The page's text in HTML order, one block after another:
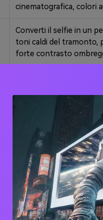
cinematografica, colori
Converti il selfie in un
toni caldi del tramonto,
forte contrasto
della copertina del gioco.
Genera una foto in stile
l'interfaccia utente
'WASTED', effetto
Crea un ritratto di
berretto, sfondo di
drammatici e audaci